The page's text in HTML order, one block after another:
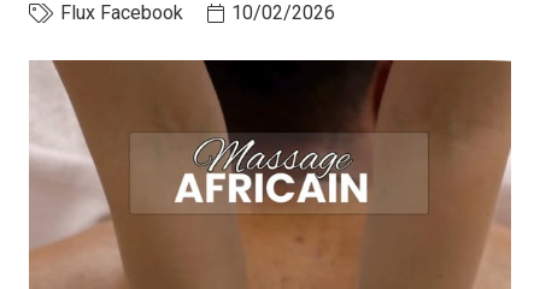
Flux Facebook 10/02/2026